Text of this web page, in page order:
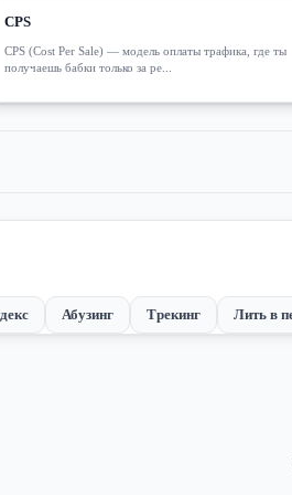
CPS
CPS (Cost Per Sale) — модель оплаты трафика, где ты
получаешь бабки только за ре...
Абузинг Трекинг Лить в